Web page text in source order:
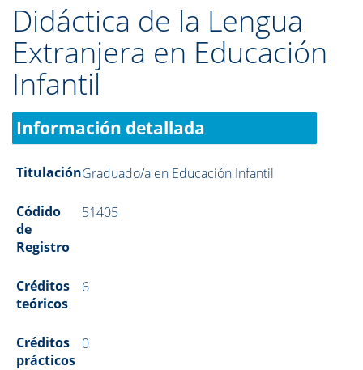
Didáctica de la Lengua
Extranjera en Educación
Infantil
Información detallada
TitulaciónGraduado/a en Educación Infantil
Códido
de
Registro
51405
Créditos
teóricos
6
Créditos
prácticos
0